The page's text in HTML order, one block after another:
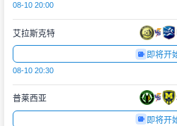
08-10 20:00
艾拉斯克特
即将开
08-10 20:30
普莱西亚
即将开